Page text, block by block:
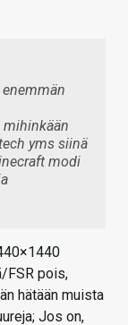
yms siinä
modi
FSR pois,
hätään muista
Jos on,